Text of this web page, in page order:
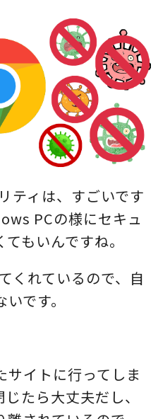
ティは、すごいです
PCの様にセキュ
もいんですね。
くれているので、自
です。
サイトに行ってしま
たら大丈夫だし、